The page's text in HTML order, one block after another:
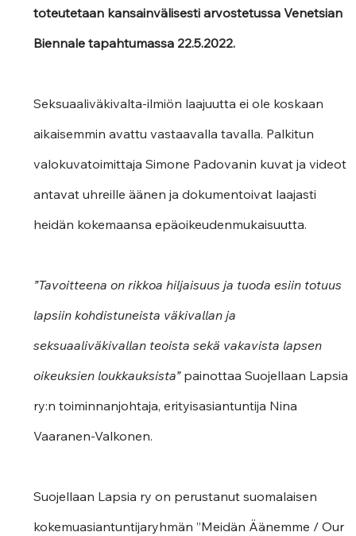
toteutetaan kansainvälisesti arvostetussa Venetsian
Biennale tapahtumassa 22.5.2022.
Seksuaaliväkivalta-ilmiön laajuutta ei ole koskaan
aikaisemmin avattu vastaavalla tavalla. Palkitun
valokuvatoimittaja Simone Padovanin kuvat ja videot
antavat uhreille äänen ja dokumentoivat laajasti
heidän kokemaansa epäoikeudenmukaisuutta.
”Tavoitteena on rikkoa hiljaisuus ja tuoda esiin totuus
lapsiin kohdistuneista väkivallan ja
seksuaaliväkivallan teoista sekä vakavista lapsen
oikeuksien loukkauksista” painottaa Suojellaan Lapsia
ry:n toiminnanjohtaja, erityisasiantuntija Nina
Vaaranen-Valkonen.
Suojellaan Lapsia ry on perustanut suomalaisen
kokemuasiantuntijaryhmän ”Meidän Äänemme / Our